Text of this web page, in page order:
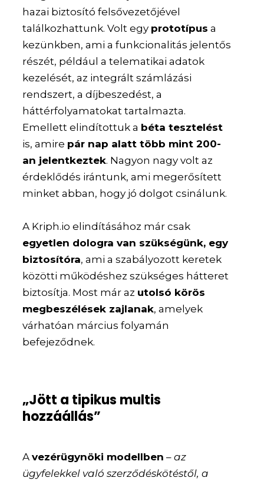
hazai biztosító felsővezetőjével
találkozhattunk. Volt egy prototípus a
kezünkben, ami a funkcionalitás jelentős
részét, például a telematikai adatok
kezelését, az integrált számlázási
rendszert, a díjbeszedést, a
háttérfolyamatokat tartalmazta.
Emellett elindítottuk a béta tesztelést
is, amire pár nap alatt több mint 200-
an jelentkeztek. Nagyon nagy volt az
érdeklődés irántunk, ami megerősített
minket abban, hogy jó dolgot csinálunk.
A Kriph.io elindításához már csak
egyetlen dologra van szükségünk, egy
biztosítóra, ami a szabályozott keretek
közötti működéshez szükséges hátteret
biztosítja. Most már az utolsó körös
megbeszélések zajlanak, amelyek
várhatóan március folyamán
befejeződnek.
„Jött a tipikus multis
hozzáállás”
Avezérügynöki modellben –az
ügyfelekkel való szerződéskötéstől, a